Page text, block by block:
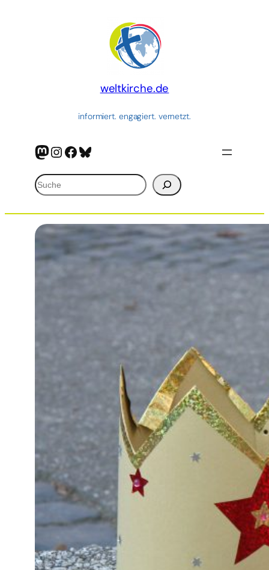
weltkirche.de
informiert. engagiert. vernetzt.
Mastodon
Instagram
Facebook
Bluesky
Suchen